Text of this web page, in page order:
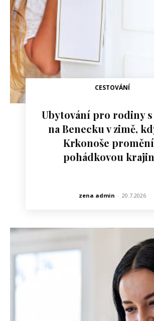
CESTOVÁNÍ
Ubytování pro rodiny
na Benecku v zimě,
Krkonoše
pohádkovou
zena admin - 20.7.2026